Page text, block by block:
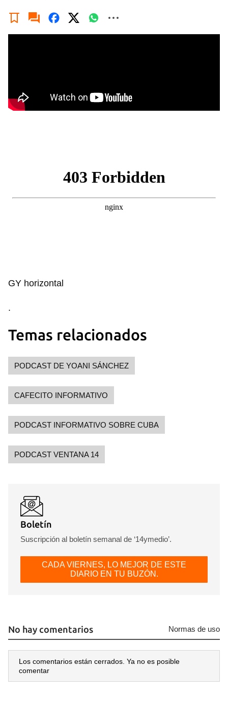
GY horizontal
.
Temas relacionados
PODCAST DE YOANI SÁNCHEZ
CAFECITO INFORMATIVO
PODCAST INFORMATIVO SOBRE CUBA
PODCAST VENTANA 14
Boletín
Suscripción al boletín semanal de ‘14ymedio’.
CADA VIERNES, LO MEJOR DE ESTE
DIARIO EN TU BUZÓN.
No hay comentarios Normas de uso
Los comentarios están cerrados. Ya no es posible
comentar